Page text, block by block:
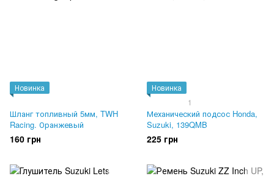
Новинка
Шланг топливный 5мм, TWH
Racing. Оранжевый
160 грн
Новинка
1
Механический подсос Honda,
Suzuki, 139QMB
225 грн